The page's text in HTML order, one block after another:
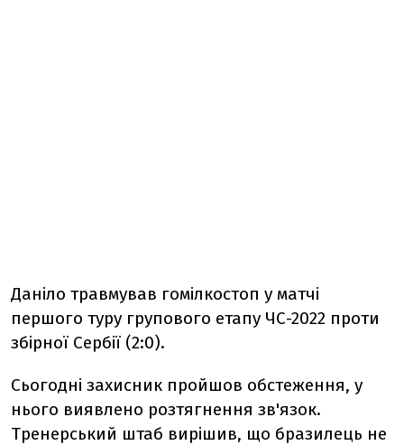
Даніло травмував гомілкостоп у матчі
першого туру групового етапу ЧС-2022 проти
збірної Сербії (2:0).
Сьогодні захисник пройшов обстеження, у
нього виявлено розтягнення зв'язок.
Тренерський штаб вирішив, що бразилець не